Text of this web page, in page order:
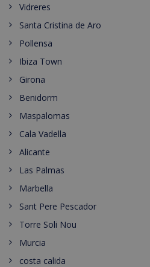
Vidreres
Santa Cristina de Aro
Pollensa
Ibiza Town
Girona
Benidorm
Maspalomas
Cala Vadella
Alicante
Las Palmas
Marbella
Sant Pere Pescador
Torre Soli Nou
Murcia
costa calida